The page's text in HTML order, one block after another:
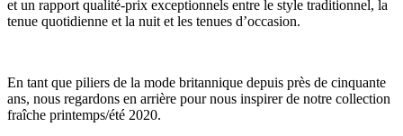
et un rapport qualité-prix exceptionnels entre le style traditionnel, la
tenue quotidienne et la nuit et les tenues d’occasion.
En tant que piliers de la mode britannique depuis près de cinquante
ans, nous regardons en arrière pour nous inspirer de notre collection
fraîche printemps/été 2020.